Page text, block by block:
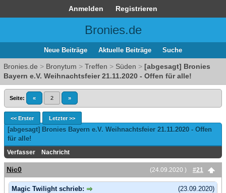
Anmelden Registrieren
Bronies.de
Neue Beiträge Aktuelle Beiträge Suche
Bronies.de > Bronytum > Treffen > Süden > [abgesagt] Bronies
Bayern e.V. Weihnachtsfeier 21.11.2020 - Offen für alle!
Seite: « 2 »
<< Erster Letzter >>
[abgesagt] Bronies Bayern e.V. Weihnachtsfeier 21.11.2020 - Offen
für alle!
Verfasser Nachricht
(24.09.2020 ) #21
Nic0
(23.09.2020)
Magic Twilight schrieb: